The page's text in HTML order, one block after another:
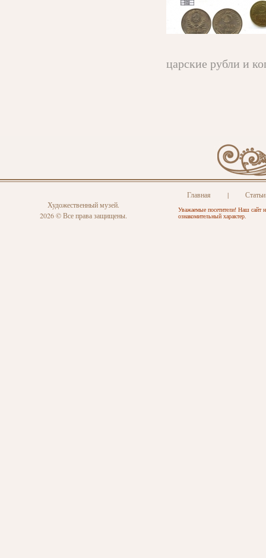
царские рубли и
Художественный музей.
2026 © Все права защищены.
Главная | Статьи
Уважаемые посетители! Наш сайт
ознакомительный характер.